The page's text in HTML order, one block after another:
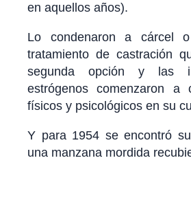
en aquellos años).
Lo condenaron a cárcel
tratamiento de castración
segunda opción y las
estrógenos comenzaron a
físicos y psicológicos en su
Y para 1954 se encontró
una manzana mordida